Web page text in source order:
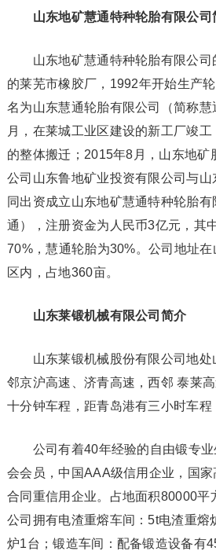
山东地矿慧通特种轮胎有限公司
山东地矿慧通特种轮胎有限公司
的莱芜市橡胶厂，1992年开始生产
名为山东慧通轮胎有限公司（简称
月，在莱城工业区建设的新工厂竣
的整体搬迁；2015年8月，山东地矿
公司山东鲁地矿业投资有限公司与
同出资成立山东地矿慧通特种轮胎
通），注册资金为人民币3亿元，其
70%，慧通轮胎为30%。公司地址
区内，占地360亩。
山东莱锻机械有限公司简介
山东莱锻机械股份有限公司地处
邻京沪高速、济青高速，西邻 泰莱
十分钟车程，距青岛港有三小时车程
公司有着40年经验的自由锻专业
会会员，中国AAA级信用企业，国
合同重信用企业。占地面积80000平
公司拥有电渣重熔车间：5t电渣重熔
炉1台；锻造车间：配备锻造设备有